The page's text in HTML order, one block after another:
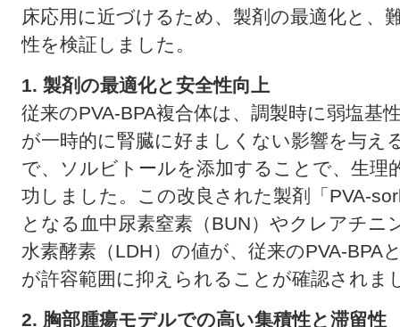
床応用に近づけるため、製剤の最適化と、
性を検証しました。
1. 製剤の最適化と安全性向上
従来のPVA-BPA複合体は、調製時に弱塩基
が一時的に腎臓に好ましくない影響を与え
で、ソルビトールを添加することで、生理
功しました。この改良された製剤「PVA-
となる血中尿素窒素（BUN）やクレアチニ
水素酵素（LDH）の値が、従来のPVA-BPA
が許容範囲に抑えられることが確認されま
2. 胸部腫瘍モデルでの高い集積性と滞留性